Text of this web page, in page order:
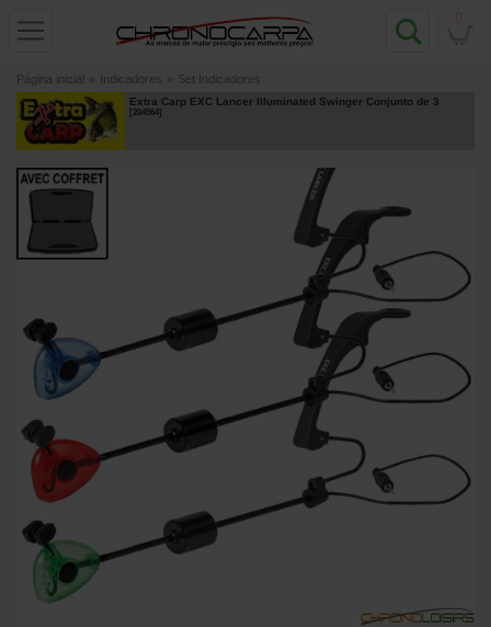
Página inicial » Indicadores » Set Indicadores
Extra Carp EXC Lancer Illuminated Swinger Conjunto de 3
[204564]